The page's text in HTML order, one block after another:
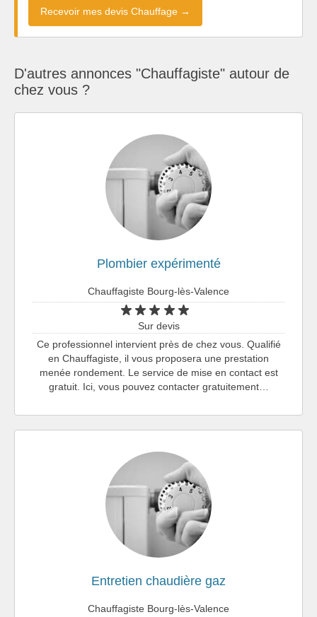
Recevoir mes devis Chauffage →
D'autres annonces "Chauffagiste" autour de
chez vous ?
Plombier expérimenté
Chauffagiste Bourg-lès-Valence
Sur devis
Ce professionnel intervient près de chez vous. Qualifié
en Chauffagiste, il vous proposera une prestation
menée rondement. Le service de mise en contact est
gratuit. Ici, vous pouvez contacter gratuitement…
Entretien chaudière gaz
Chauffagiste Bourg-lès-Valence